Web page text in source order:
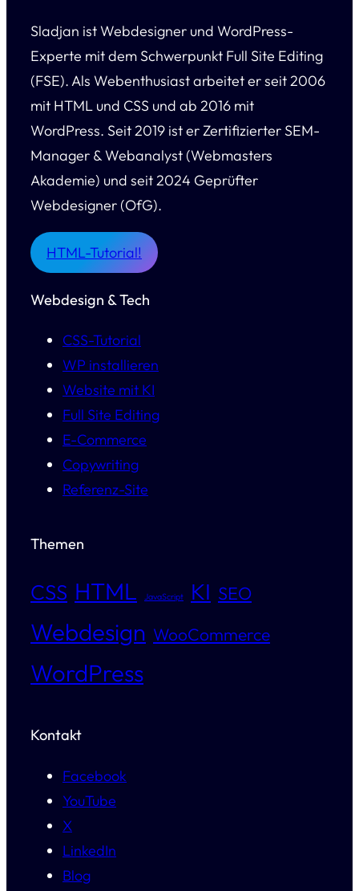
Sladjan ist Webdesigner und WordPress-
Experte mit dem Schwerpunkt Full Site Editing
(FSE). Als Webenthusiast arbeitet er seit 2006
mit HTML und CSS und ab 2016 mit
WordPress. Seit 2019 ist er Zertifizierter SEM-
Manager & Webanalyst (Webmasters
Akademie) und seit 2024 Geprüfter
Webdesigner (OfG).
HTML-Tutorial!
Webdesign & Tech
CSS-Tutorial
WP installieren
Website mit KI
Full Site Editing
E-Commerce
Copywriting
Referenz-Site
Themen
CSS HTML JavaScript KI SEO
Webdesign WooCommerce
WordPress
Kontakt
Facebook
YouTube
X
LinkedIn
Blog